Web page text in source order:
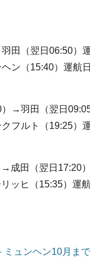
田（翌日06:50）
ン（15:40）運航
→羽田（翌日
フルト（19:25）
成田（翌日17:20
ッヒ（15:35）運
ミュンヘン10月ま